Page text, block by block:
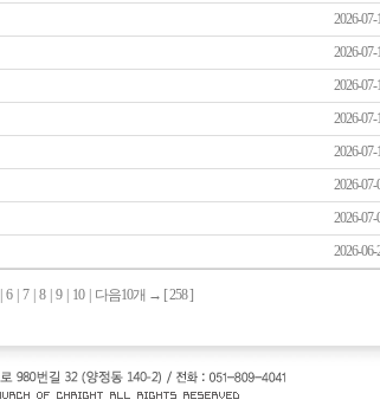
2026-07-
2026-07-
2026-07-
2026-07-
2026-07-
2026-07-
2026-07-
2026-06-
6| 7| 8| 9| 10| 다음10개 → [258]